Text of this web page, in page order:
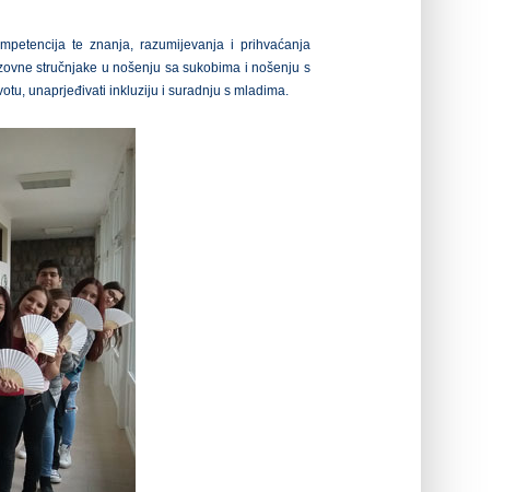
te znanja, razumijevanja i prihvaćanja
stručnjake u nošenju sa sukobima i nošenju s
unaprjeđivati inkluziju i suradnju s mladima.